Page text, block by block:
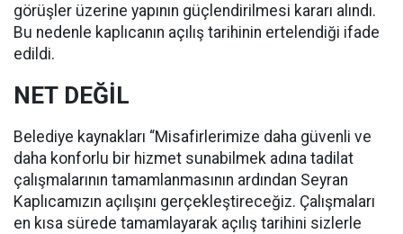
görüşler üzerine yapının güçlendirilmesi kararı alındı.
Bu nedenle kaplıcanın açılış tarihinin ertelendiği ifade
edildi.
NET DEĞİL
Belediye kaynakları “Misafirlerimize daha güvenli ve
daha konforlu bir hizmet sunabilmek adına tadilat
çalışmalarının tamamlanmasının ardından Seyran
Kaplıcamızın açılışını gerçekleştireceğiz. Çalışmaları
en kısa sürede tamamlayarak açılış tarihini sizlerle